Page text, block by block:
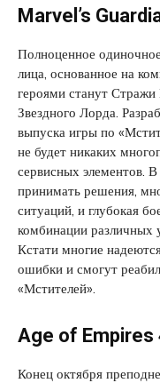
Marvel’s
Полноценное
лица, основанное на
героями станут Стражи
Звездного Лорда.
выпуска игры по
не будет никаких
сервисных элементов.
принимать решения,
ситуаций, и глубокая
комбинации различных
Кстати многие
ошибки и смогут
«Мстителей».
Age of Empires
Конец октября